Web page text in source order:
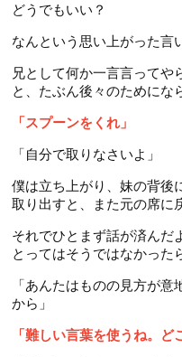
どうでもいい？
なんという思い上がった言
兄として何か一言言ってや
と、たぶん後々のためにな
「スプーンをくれ」
「自分で取りなさいよ」
僕は立ち上がり、妹の背後
取り出すと、また元の席に
それでひとまず話が済んだ
とってはそうではなかった
「あんたはものの見方が
から」
「難しい言葉を使うね。ど